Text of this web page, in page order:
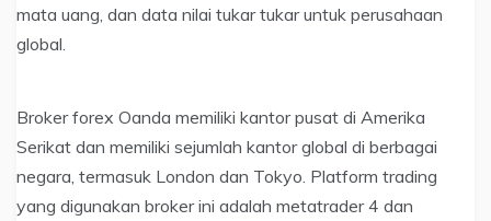
mata uang, dan data nilai tukar tukar untuk perusahaan
global.
Broker forex Oanda memiliki kantor pusat di Amerika
Serikat dan memiliki sejumlah kantor global di berbagai
negara, termasuk London dan Tokyo. Platform trading
yang digunakan broker ini adalah metatrader 4 dan